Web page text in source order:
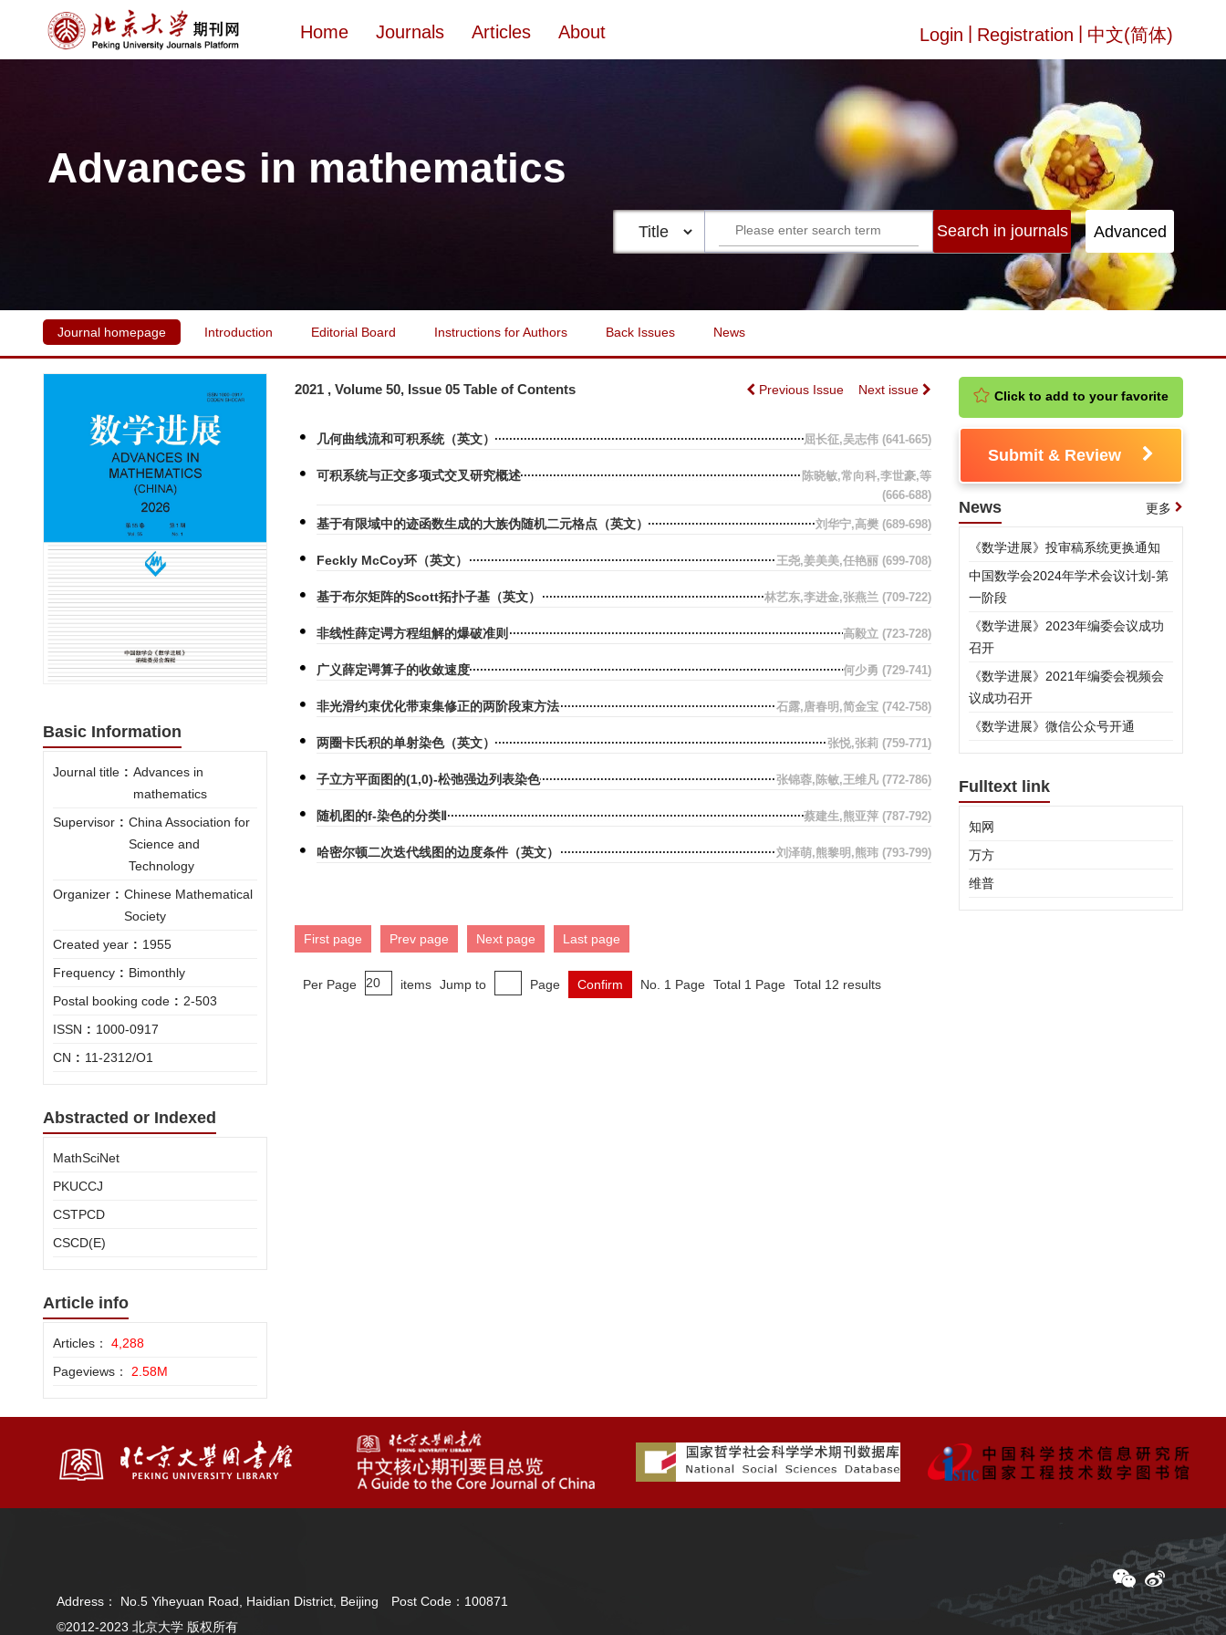
Login Registration 中文(简体)
Home Journals Articles About
Advances in mathematics
Journal homepage Introduction Editorial Board Instructions for Authors Back Issues News
Basic Information
Journal title : Advances in
mathematics
Supervisor : China Association for
Science and
Technology
Organizer : Chinese Mathematical
Society
Created year : 1955
Frequency : Bimonthly
Postal booking code : 2-503
ISSN : 1000-0917
CN : 11-2312/O1
Abstracted or Indexed
MathSciNet
PKUCCJ
CSTPCD
CSCD(E)
Article info
Articles： 4,288
Pageviews： 2.58M
2021 , Volume 50, Issue 05 Table of Contents Previous Issue Next issue
几何曲线流和可积系统（英文） 屈长征,吴志伟 (641-665)
可积系统与正交多项式交叉研究概述
陈晓敏,常向科,李世豪,等
(666-688)
基于有限域中的迹函数生成的大族伪随机二元格点（英文） 刘华宁,高樊 (689-698)
Feckly McCoy环（英文） 王尧,姜美美,任艳丽 (699-708)
基于布尔矩阵的Scott拓扑子基（英文） 林艺东,李进金,张燕兰 (709-722)
非线性薛定谔方程组解的爆破准则 高毅立 (723-728)
广义薛定谔算子的收敛速度 何少勇 (729-741)
非光滑约束优化带束集修正的两阶段束方法 石露,唐春明,简金宝 (742-758)
两圈卡氏积的单射染色（英文） 张悦,张莉 (759-771)
子立方平面图的(1,0)-松弛强边列表染色 张锦蓉,陈敏,王维凡 (772-786)
随机图的f-染色的分类Ⅱ 蔡建生,熊亚萍 (787-792)
哈密尔顿二次迭代线图的边度条件（英文） 刘泽萌,熊黎明,熊玮 (793-799)
First page Prev page Next page Last page
Per Page items Jump to Page Confirm No. 1 Page Total 1 Page Total 12 results
Click to add to your favorite
Submit & Review
News 更多
《数学进展》投审稿系统更换通知
中国数学会2024年学术会议计划-第
一阶段
《数学进展》2023年编委会议成功
召开
《数学进展》2021年编委会视频会
议成功召开
《数学进展》微信公众号开通
Fulltext link
知网
万方
维普
Address： No.5 Yiheyuan Road, Haidian District, Beijing Post Code：100871
©2012-2023 北京大学 版权所有